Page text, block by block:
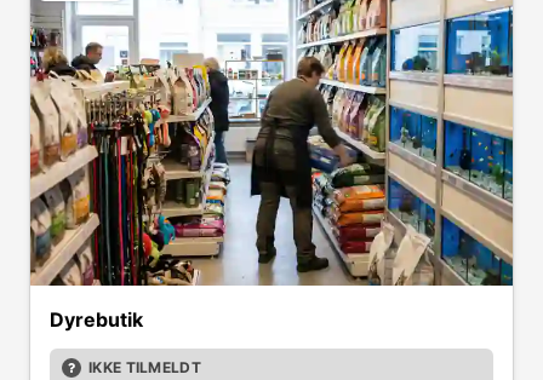
Dyrebutik
IKKE TILMELDT